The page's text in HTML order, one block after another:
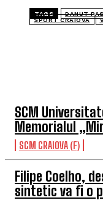
SCM
Memorialul
SCM CRAIOVA (F)
Filipe Coelho,
sintetic va fi o
TAGS DANUT
SPORT CRAIOVA